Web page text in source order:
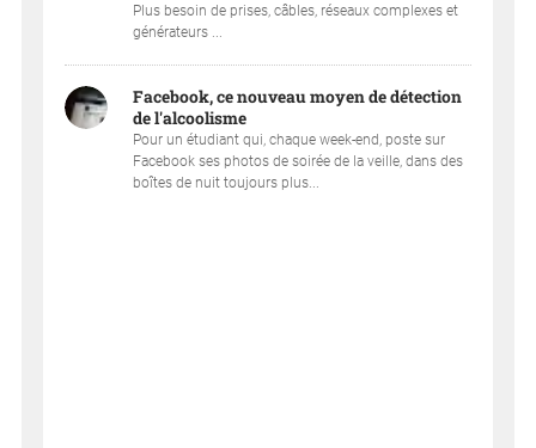
Plus besoin de prises, câbles, réseaux complexes et
générateurs ...
Facebook, ce nouveau moyen de détection
de l'alcoolisme
Pour un étudiant qui, chaque week-end, poste sur
Facebook ses photos de soirée de la veille, dans des
boîtes de nuit toujours plus...